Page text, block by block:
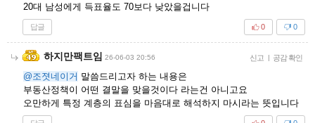
20대 남성에게 득표율도 70보다 낮았을겁니다
답글 0
0
하지만팩트임 26-06-03 20:56 신고 | 공감 확인
@조졋네이거 말씀드리고자 하는 내용은
부동산정책이 어떤 결말을 맞을것이다 라는건 아니고요
오만하게 특정 계층의 표심을 마음대로 해석하지 마시라는 뜻입니다